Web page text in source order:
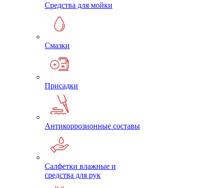
Средства для мойки
Смазки
Присадки
Антикоррозионные составы
Салфетки влажные и
средства для рук